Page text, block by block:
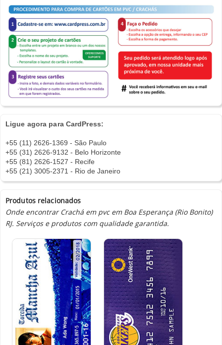
Ligue agora para CardPress:
+55 (11) 2626-1369 - São Paulo
+55 (31) 2626-9132 - Belo Horizonte
+55 (81) 2626-1527 - Recife
+55 (21) 3005-2371 - Rio de Janeiro
Produtos relacionados
Onde encontrar Crachá em pvc em Boa Esperança (Rio Bonito)
RJ. Serviços e produtos com qualidade garantida.